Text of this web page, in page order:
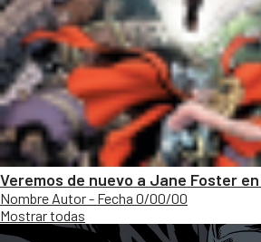
Veremos de nuevo a Jane Foster
Nombre Autor - Fecha 0/00/00
Mostrar todas